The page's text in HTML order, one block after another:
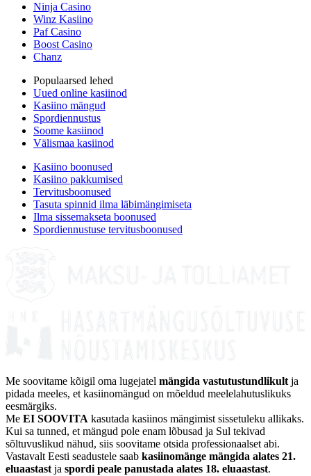
Ninja Casino
Winz Kasiino
Paf Casino
Boost Casino
Chanz
Populaarsed lehed
Uued online kasiinod
Kasiino mängud
Spordiennustus
Soome kasiinod
Välismaa kasiinod
Kasiino boonused
Kasiino pakkumised
Tervitusboonused
Tasuta spinnid ilma läbimängimiseta
Ilma sissemakseta boonused
Spordiennustuse tervitusboonused
Me soovitame kõigil oma lugejatel mängida vastutustundlikultja
pidada meeles, et kasiinomängud on mõeldud meelelahutuslikuks
eesmärgiks.
Me EI SOOVITA kasutada kasiinos mängimist sissetuleku allikaks.
Kui sa tunned, et mängud pole enam lõbusad ja Sul tekivad
sõltuvuslikud nähud, siis soovitame otsida professionaalset abi.
Vastavalt Eesti seadustele saab kasiinomänge mängida alates 21.
eluaastastja spordi peale panustada alates 18. eluaastast.